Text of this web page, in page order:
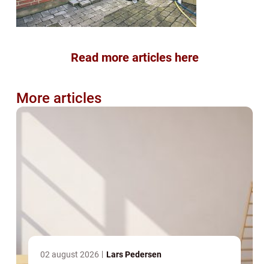
Read more articles here
More articles
02 august 2026 Lars Pedersen